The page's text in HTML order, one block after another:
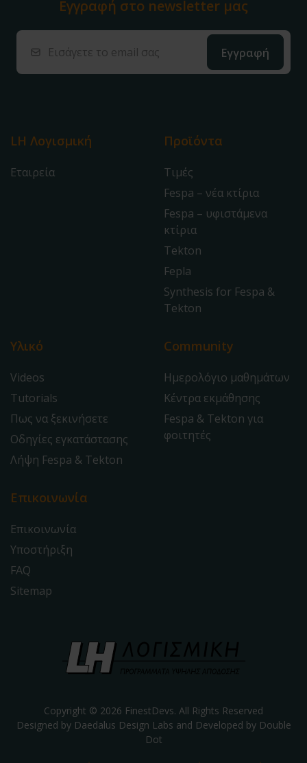
LH Λογισμική
Εταιρεία
Προϊόντα
Τιμές
Fespa – νέα κτίρια
Fespa – υφιστάμενα
κτίρια
Tekton
Fepla
Synthesis for Fespa &
Tekton
Υλικό
Videos
Tutorials
Πως να ξεκινήσετε
Οδηγίες εγκατάστασης
Λήψη Fespa & Tekton
Community
Ημερολόγιο μαθημάτων
Κέντρα εκμάθησης
Fespa & Tekton για
φοιτητές
Επικοινωνία
Επικοινωνία
Υποστήριξη
FAQ
Sitemap
Εγγραφή στο newsletter μας
Copyright © 2026 FinestDevs. All Rights Reserved
Designed by Daedalus Design Labs and Developed by Double
Dot